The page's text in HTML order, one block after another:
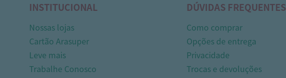
INSTITUCIONAL
Nossas lojas
Cartão Arasuper
Leve mais
Trabalhe Conosco
DÚVIDAS FREQUENTES
Como comprar
Opções de entrega
Privacidade
Trocas e devoluções